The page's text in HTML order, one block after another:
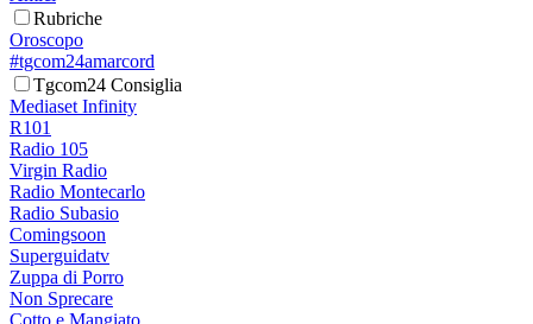
Rubriche
Oroscopo
#tgcom24amarcord
Tgcom24 Consiglia
Mediaset Infinity
R101
Radio 105
Virgin Radio
Radio Montecarlo
Radio Subasio
Comingsoon
Superguidatv
Zuppa di Porro
Non Sprecare
Cotto e Mangiato